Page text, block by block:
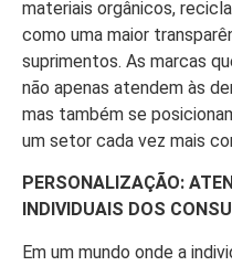
materiais orgânicos,
como uma maior
suprimentos. As marcas
não apenas atendem às
mas também se
um setor cada vez mais
PERSONALIZAÇÃO:
INDIVIDUAIS DOS
Em um mundo onde a